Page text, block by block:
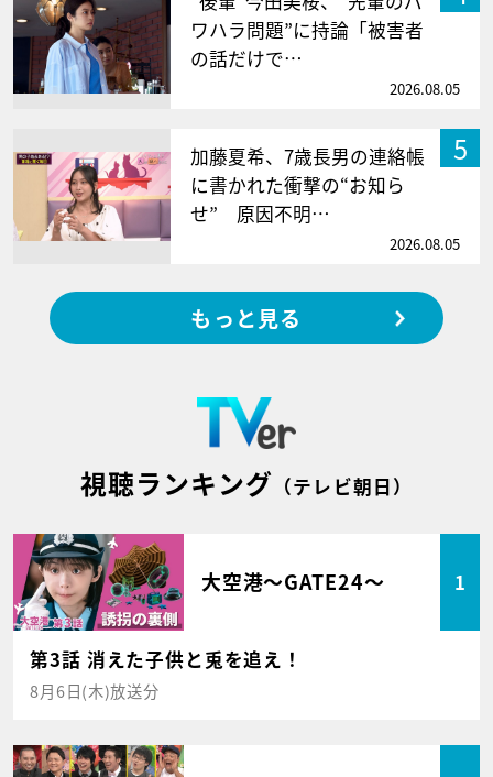
ワハラ問題”に持論「被害者
の話だけで…
2026.08.05
5
加藤夏希、7歳長男の連絡帳
に書かれた衝撃の“お知ら
せ” 原因不明…
2026.08.05
もっと見る
視聴ランキング （テレビ朝日）
大空港～GATE24～ 1
第3話 消えた子供と兎を追え！
8月6日(木)放送分